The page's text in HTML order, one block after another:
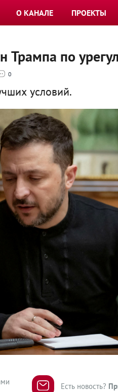
О КАНАЛЕ ПРОЕКТЫ
Трампа по
0
условий.
Есть новость?